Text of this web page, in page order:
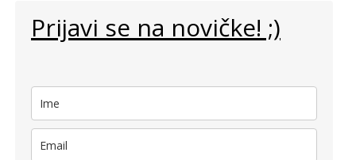
Prijavi se na novičke! ;)